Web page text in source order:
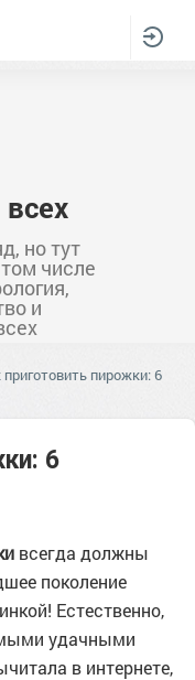
но тут
числе
и
приготовить пирожки: 6
6
всегда должны
поколение
Естественно,
удачными
в интернете,